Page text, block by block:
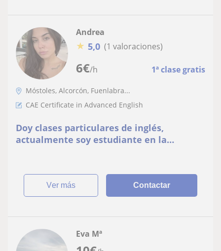
6€/h 1ª clase gratis
Andrea
★ 5,0 (1 valoraciones)
Móstoles, Alcorcón, Fuenlabra...
CAE Certificate in Advanced English
Doy clases particulares de inglés,
actualmente soy estudiante en la
ver más Contactar
Eva Mª